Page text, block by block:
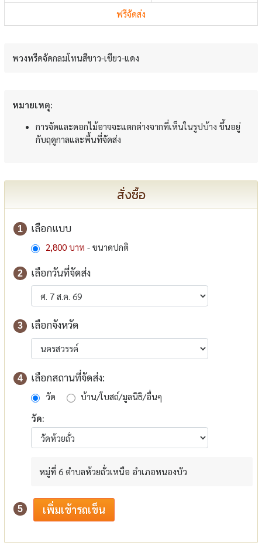
ฟรีจัดส่ง
พวงหรีดจัดกลมโทนสีขาว-เขียว-แดง
หมายเหตุ:
การจัดและดอกไม้อาจจะแตกต่างจากที่เห็นในรูปบ้าง ขึ้นอยู่
กับฤดูกาลและพื้นที่จัดส่ง
สั่งซื้อ
1 เลือกแบบ
2,800 บาท - ขนาดปกติ
2 เลือกวันที่จัดส่ง
3 เลือกจังหวัด
4 เลือกสถานที่จัดส่ง:
วัด
บ้าน/โบสถ์/มูลนิธิ/อื่นๆ
วัด:
หมู่ที่ 6 ตำบลห้วยถั่วเหนือ อำเภอหนองบัว
5